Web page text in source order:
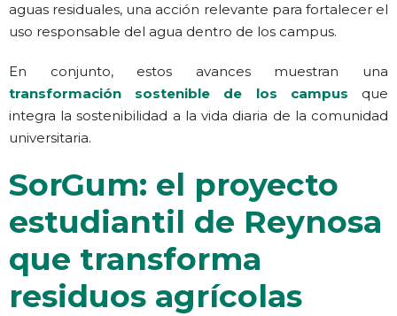
aguas residuales, una acción relevante para fortalecer el
uso responsable del agua dentro de los campus.
En conjunto, estos avances muestran una
transformación sostenible de los campus que
integra la sostenibilidad a la vida diaria de la comunidad
universitaria.
SorGum: el proyecto
estudiantil de Reynosa
que transforma
residuos agrícolas